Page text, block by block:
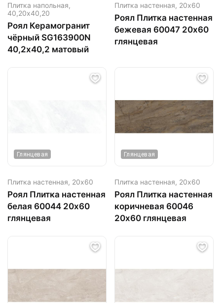
Плитка напольная,
40,20х40,20
Роял Керамогранит
чёрный SG163900N
40,2х40,2 матовый
Плитка настенная, 20х60
Роял Плитка настенная
бежевая 60047 20х60
глянцевая
Глянцевая
Плитка настенная, 20х60
Роял Плитка настенная
белая 60044 20х60
глянцевая
Глянцевая
Плитка настенная, 20х60
Роял Плитка настенная
коричневая 60046
20х60 глянцевая